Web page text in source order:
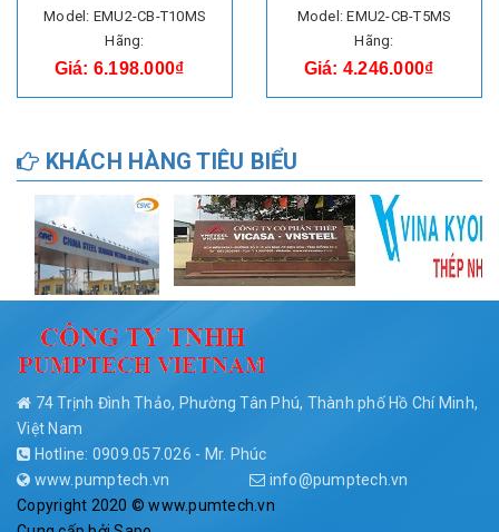
Model: EMU2-CB-T10MS
Hãng:
Giá: 6.198.000₫
Model: EMU2-CB-T5MS
Hãng:
Giá: 4.246.000₫
KHÁCH HÀNG TIÊU BIỂU
74 Trịnh Đình Thảo, Phường Tân Phú, Thành phố Hồ Chí Minh,
Việt Nam
Hotline: 0909.057.026 - Mr. Phúc
www.pumptech.vn
info@pumptech.vn
Copyright 2020 © www.pumtech.vn